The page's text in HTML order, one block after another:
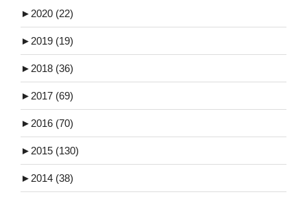
► 2020 (22)
► 2019 (19)
► 2018 (36)
► 2017 (69)
► 2016 (70)
► 2015 (130)
► 2014 (38)